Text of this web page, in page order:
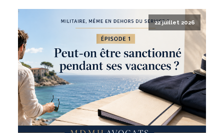
22 juillet 2026